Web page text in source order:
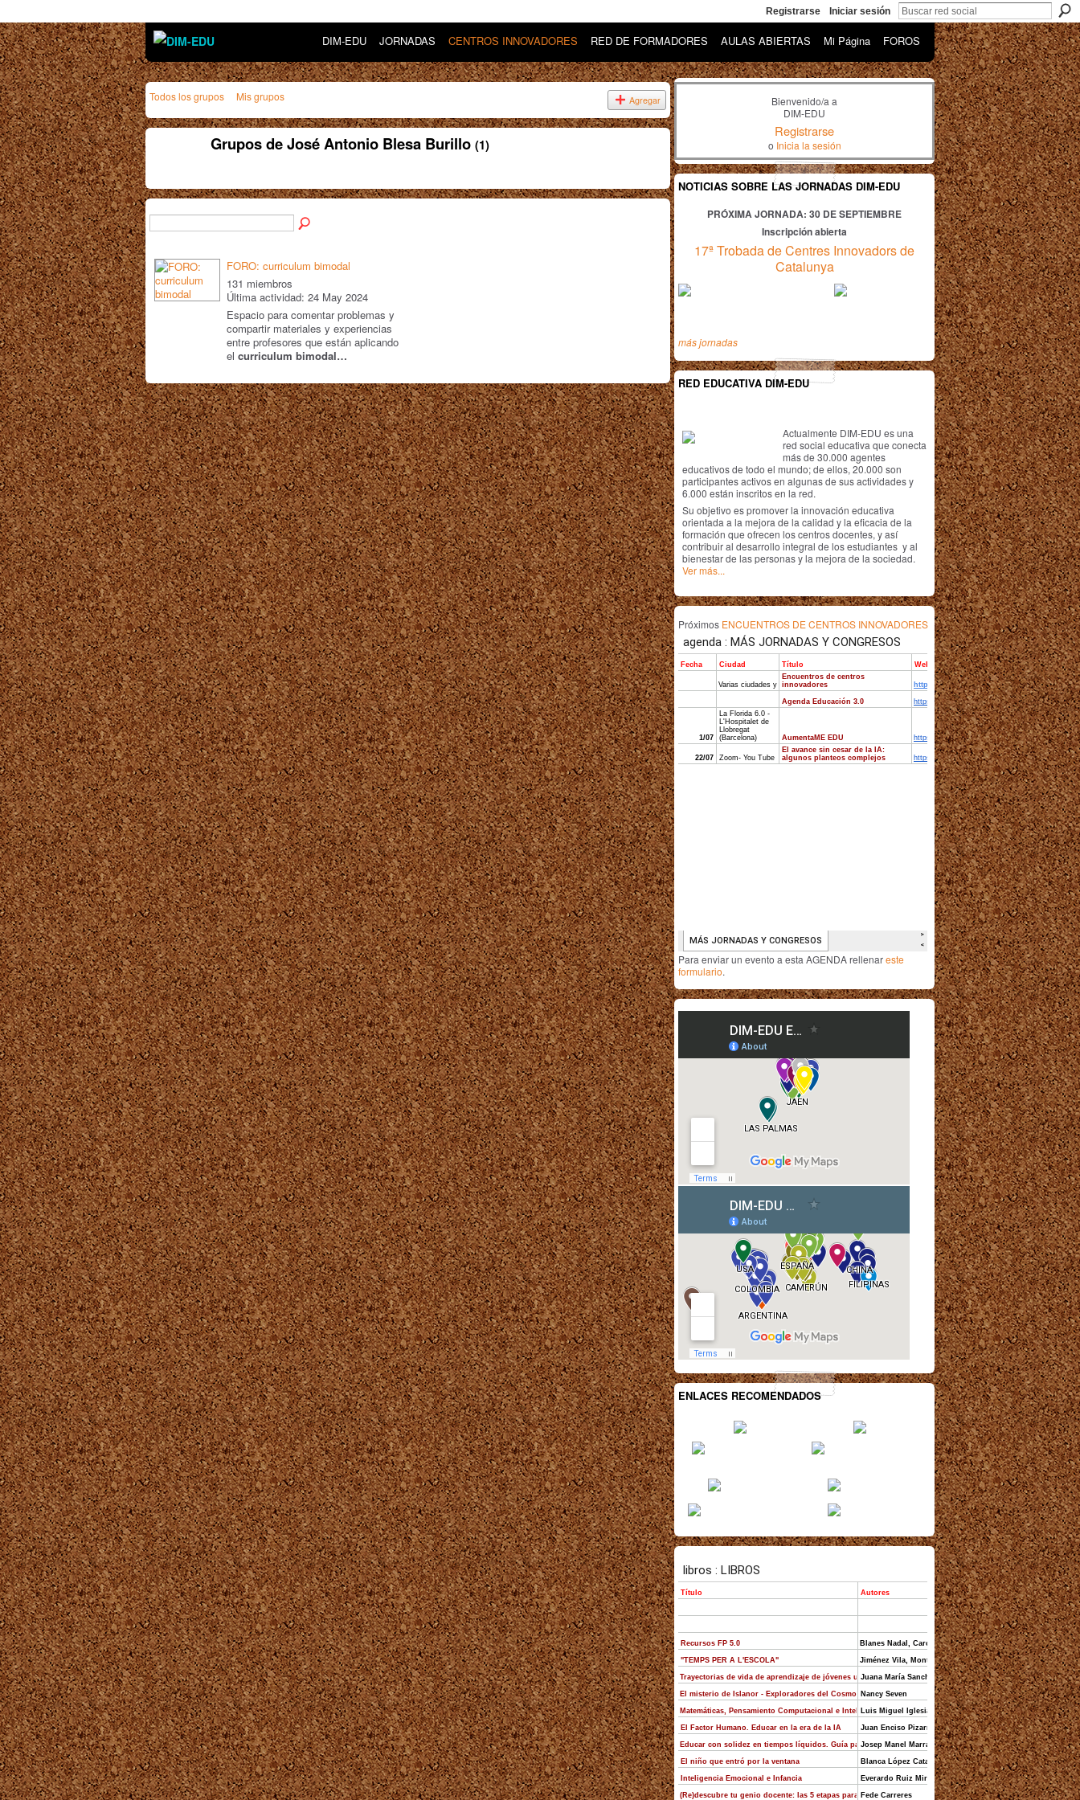
Registrarse Iniciar sesión
DIM-EDU JORNADAS CENTROS INNOVADORES RED DE FORMADORES AULAS ABIERTAS Mi Página FOROS
Todos los grupos Mis grupos Agregar
Grupos de José Antonio Blesa Burillo (1)
FORO: curriculum bimodal
131 miembros
Última actividad: 24 May 2024
Espacio para comentar problemas y
compartir materiales y experiencias
entre profesores que están aplicando
el curriculum bimodal…
Bienvenido/a a
DIM-EDU
Registrarse
o Inicia la sesión
NOTICIAS SOBRE LAS JORNADAS DIM-EDU
PRÓXIMA JORNADA: 30 DE SEPTIEMBRE
Inscripción abierta
17ª Trobada de Centres Innovadors de
Catalunya
más jornadas
RED EDUCATIVA DIM-EDU
Actualmente DIM-EDU es una
red social educativa que conecta
más de 30.000 agentes
educativos de todo el mundo; de ellos, 20.000 son
participantes activos en algunas de sus actividades y
6.000 están inscritos en la red.
Su objetivo es promover la innovación educativa
orientada a la mejora de la calidad y la eficacia de la
formación que ofrecen los centros docentes, y así
contribuir al desarrollo integral de los estudiantes y al
bienestar de las personas y la mejora de la sociedad.
Ver más...
Próximos ENCUENTROS DE CENTROS INNOVADORES
Para enviar un evento a esta AGENDA rellenareste
formulario.
ENLACES RECOMENDADOS